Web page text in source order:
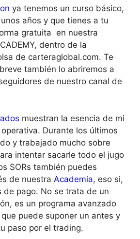
ya tenemos un curso básico,
años y que tienes a tu
gratuita en nuestra
dentro de la
de carteraglobal.com. Te
también lo abriremos a
de nuestro canal de
muestran la esencia de mi
Durante los últimos
y trabajado mucho sobre
intentar sacarle todo el jugo
SORs también puedes
de nuestra Academia, eso si,
de pago. No se trata de un
es un programa avanzado
puede suponer un antes y
paso por el trading.